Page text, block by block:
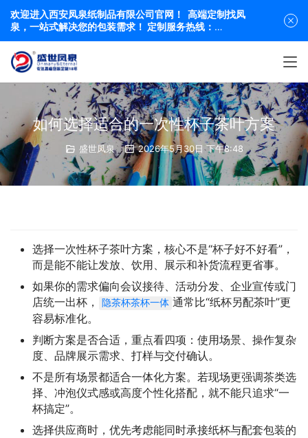
欢迎进入西安凤泉纸制品有限公司官网！ 高端定制找凤
泉，一站式解决您的包装需求！ 定制服务热线：
19991863684 029-84416318
如何选择适合的一次性杯子茶叶方案
盛世凤泉 2026年5月30日 下午8:48
选择一次性杯子茶叶方案，核心不是“杯子好不好看”，
而是能不能让发放、饮用、展示和补货流程更省事。
如果你的需求偏向会议接待、活动分发、企业宣传或门
店统一出杯，
隐茶杯茶杯一体 通常比“纸杯另配茶叶”更
容易标准化。
判断方案是否合适，重点看四项：使用场景、操作复杂
度、品牌展示需求、打样与交付确认。
不是所有场景都适合一体化方案。若现场更强调茶类选
择、冲泡仪式感或高度个性化搭配，就不能只追求“一
杯搞定”。
选择供应商时，优先考虑能同时承接纸杯与配套包装的